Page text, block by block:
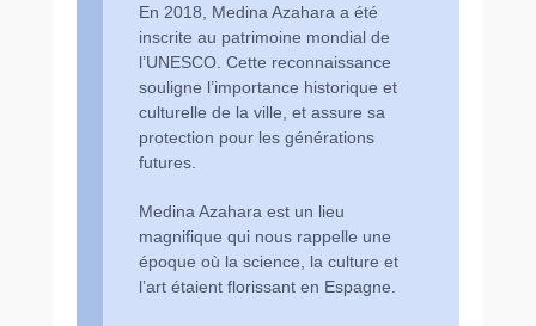
En 2018, Medina Azahara a été
inscrite au patrimoine mondial de
l’UNESCO. Cette reconnaissance
souligne l’importance historique et
culturelle de la ville, et assure sa
protection pour les générations
futures.
Medina Azahara est un lieu
magnifique qui nous rappelle une
époque où la science, la culture et
l’art étaient florissant en Espagne.